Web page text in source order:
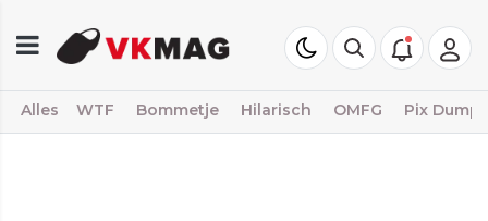
Alles WTF Bommetje Hilarisch OMFG Pix Dump